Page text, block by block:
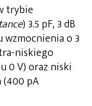
trybie
) 3.5 pF, 3 dB
wzmocnienia o 3
niskiego
0 V) oraz niski
(400 pA